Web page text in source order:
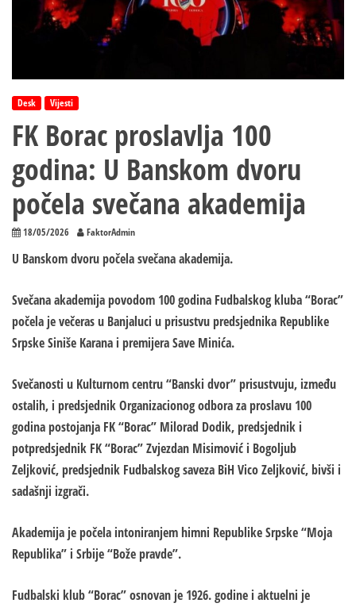
Desk Vijesti
FK Borac proslavlja 100
godina: U Banskom dvoru
počela svečana akademija
18/05/2026 FaktorAdmin
U Banskom dvoru počela svečana akademija.
Svečana akademija povodom 100 godina Fudbalskog kluba “Borac”
počela je večeras u Banjaluci u prisustvu predsjednika Republike
Srpske Siniše Karana i premijera Save Minića.
Svečanosti u Kulturnom centru “Banski dvor” prisustvuju, između
ostalih, i predsjednik Organizacionog odbora za proslavu 100
godina postojanja FK “Borac” Milorad Dodik, predsjednik i
potpredsjednik FK “Borac” Zvjezdan Misimović i Bogoljub
Zeljković, predsjednik Fudbalskog saveza BiH Vico Zeljković, bivši i
sadašnji izgrači.
Akademija je počela intoniranjem himni Republike Srpske “Moja
Republika” i Srbije “Bože pravde”.
Fudbalski klub “Borac” osnovan je 1926. godine i aktuelni je